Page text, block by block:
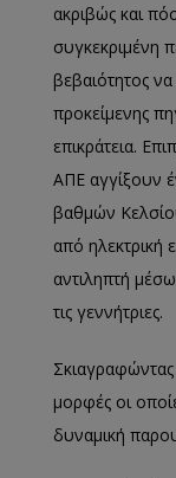
ακριβώς και
συγκεκριμένη
βεβαιότητος
προκείμενης
επικράτεια.
ΑΠΕ αγγίξουν
βαθμών
από ηλεκτρική
αντιληπτή
τις γεννήτριες.
μορφές οι
δυναμική